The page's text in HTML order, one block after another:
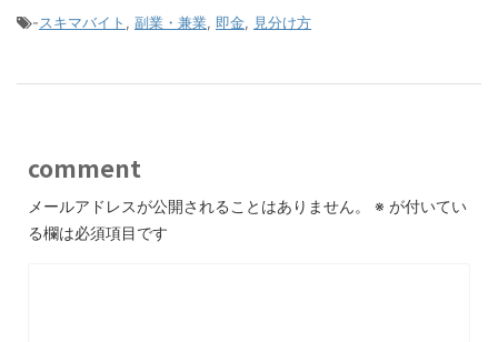
-スキマバイト , 副業・兼業, 即金, 見分け方
comment
メールアドレスが公開されることはありません。 ※ が付いてい
る欄は必須項目です